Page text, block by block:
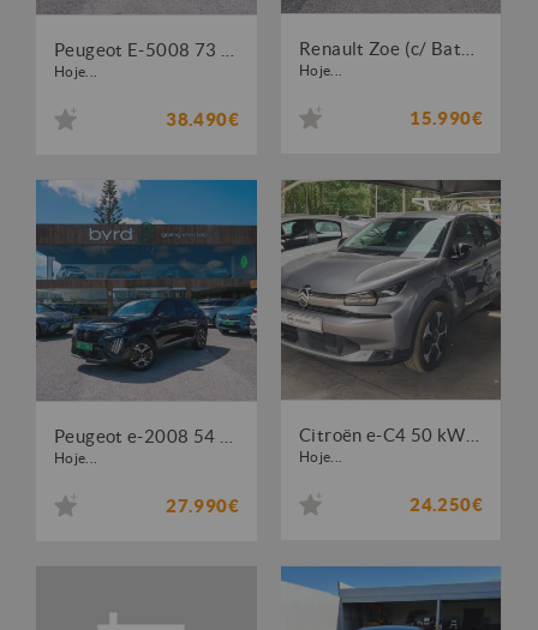
Hoje...
38.490€
Hoje...
15.990€
Hoje...
27.990€
Hoje...
24.250€